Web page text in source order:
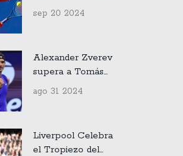
en el ATP de
Chengdu
sep 20 2024
Alexander Zverev
supera a Tomás
Martín Etcheverry
en un emocionante
ago 31 2024
Liverpool Celebra
el Tropiezo del